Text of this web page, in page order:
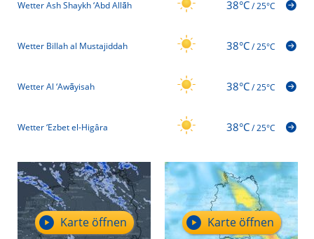
Wetter Ash Shaykh ‘Abd Allāh 38°C/25°C
Wetter Billah al Mustajiddah 38°C/25°C
Wetter Al ‘Awāyisah 38°C/25°C
Wetter ‘Ezbet el-Higâra 38°C/25°C
Karte öffnen Karte öffnen